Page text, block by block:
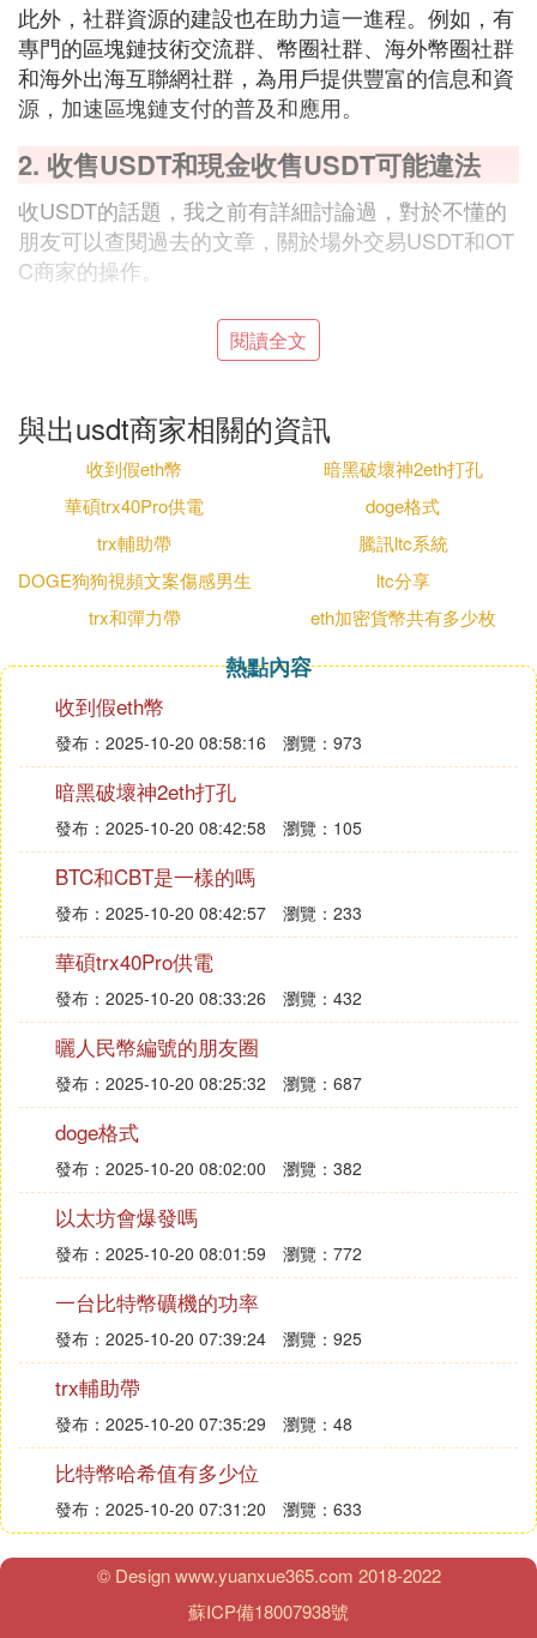
此外，社群資源的建設也在助力這一進程。例如，有
專門的區塊鏈技術交流群、幣圈社群、海外幣圈社群
和海外出海互聯網社群，為用戶提供豐富的信息和資
源，加速區塊鏈支付的普及和應用。
2. 收售USDT和現金收售USDT可能違法
收USDT的話題，我之前有詳細討論過，對於不懂的
朋友可以查閱過去的文章，關於場外交易USDT和OT
C商家的操作。
當前，社交媒體上頻繁出現收USDT和出售USDT的
動態，這些交易者有的長期從事，有的則是短期投
家後，發現從事收USDT生意存在極高風險，稍有不
慎即可能違法。
法官會從多個角度判斷行為人是否知情USDT交易可
能涉及違法活動。首先，有法律專家指出，如果行為
人曾提及某平台存在非法資金、平台交易虛擬貨幣
能涉及非法資金，或交易虛擬貨幣可能收到非法資
金，這都可能被視為行為人主觀上構成「明知」。聊
天記錄或朋友間的交談內容，哪怕是間接提及，也可
其次，即便沒有直接證據，行為人之前因虛擬貨幣交
易被銀行風控凍結過，甚至只是短暫凍結，之後仍然
選擇進行USDT交易，同樣會被視為「明知」。這種
行為會加重法律後果，因為行為人主觀上已經知道可
能涉及違法。
這種「明知」行為導致的罪名是「幫助信息網路犯
罪」，最近幾年才出現，主要針對跑分犯罪等利用網
路進行非法活動的人員。現金交易USDT同樣存在問
題，業內稱其為「洗幣」，實質與洗錢相似。
普通OTC交易也可能觸及法律紅線，有法院判決案例
明確指出，即使交易雙方未使用銀行卡等傳統支付方
式，但曾因交易被公安機關凍結止付，之後繼續進行
OTC交易，或為規避監管而使用多張卡，都將被視為
「明知」，並據此定罪。
買賣USDT的生意風險巨大，不僅監管政策趨緊，還
涉及洗錢和電詐犯罪。近期案例顯示，警方已開始重
點打擊涉及USDT的非法活動，例如搗毀結算USDT
的「水房」。即便OTC業內巨頭在2020年因涉嫌非法
交易被調查，最終停止業務。
總結而言，買賣USDT並非普通用戶應涉足的領域，
一旦觸法後果嚴重。建議已涉足者立即停止相關活
動，避免蠅頭小利導致法律風險。在交易所交易時，
選擇信譽良好、交易量大的商家，並確保交易過程可
追蹤，可以降低風險。然而，無論多麼謹慎，都可能
遇到無法預料的情況，因此在交易中應保持警惕，避
免涉及不明資金。
閱讀全文
與出usdt商家相關的資訊
收到假eth幣
暗黑破壞神2eth打孔
華碩trx40Pro供電
doge格式
trx輔助帶
騰訊ltc系統
DOGE狗狗視頻文案傷感男生
ltc分享
trx和彈力帶
eth加密貨幣共有多少枚
熱點內容
收到假eth幣
發布：2025-10-20 08:58:16 瀏覽：973
暗黑破壞神2eth打孔
發布：2025-10-20 08:42:58 瀏覽：105
BTC和CBT是一樣的嗎
發布：2025-10-20 08:42:57 瀏覽：233
華碩trx40Pro供電
發布：2025-10-20 08:33:26 瀏覽：432
曬人民幣編號的朋友圈
發布：2025-10-20 08:25:32 瀏覽：687
doge格式
發布：2025-10-20 08:02:00 瀏覽：382
以太坊會爆發嗎
發布：2025-10-20 08:01:59 瀏覽：772
一台比特幣礦機的功率
發布：2025-10-20 07:39:24 瀏覽：925
trx輔助帶
發布：2025-10-20 07:35:29 瀏覽：48
比特幣哈希值有多少位
發布：2025-10-20 07:31:20 瀏覽：633
© Design www.yuanxue365.com 2018-2022
蘇ICP備18007938號